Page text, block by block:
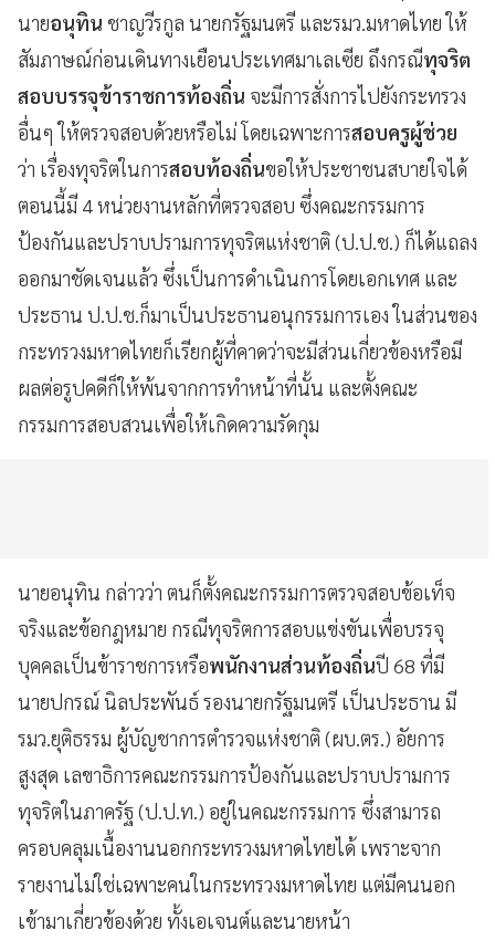
นายอนุทิน ชาญวีรกูล นายกรัฐมนตรี และรมว.มหาดไทย ให้
สัมภาษณ์ก่อนเดินทางเยือนประเทศมาเลเซีย ถึงกรณีทุจริต
สอบบรรจุข้าราชการท้องถิ่น จะมีการสั่งการไปยังกระทรวง
อื่นๆ ให้ตรวจสอบด้วยหรือไม่ โดยเฉพาะการสอบครูผู้ช่วย
ว่า เรื่องทุจริตในการสอบท้องถิ่นขอให้ประชาชนสบายใจได้
ตอนนี้มี 4 หน่วยงานหลักที่ตรวจสอบ ซึ่งคณะกรรมการ
ป้องกันและปราบปรามการทุจริตแห่งชาติ (ป.ป.ช.) ก็ได้แถลง
ออกมาชัดเจนแล้ว ซึ่งเป็นการดำเนินการโดยเอกเทศ และ
ประธาน ป.ป.ช.ก็มาเป็นประธานอนุกรรมการเอง ในส่วนของ
กระทรวงมหาดไทยก็เรียกผู้ที่คาดว่าจะมีส่วนเกี่ยวข้องหรือมี
ผลต่อรูปคดีก็ให้พ้นจากการทำหน้าที่นั้น และตั้งคณะ
กรรมการสอบสวนเพื่อให้เกิดความรัดกุม
นายอนุทิน กล่าวว่า ตนก็ตั้งคณะกรรมการตรวจสอบข้อเท็จ
จริงและข้อกฎหมาย กรณีทุจริตการสอบแข่งขันเพื่อบรรจุ
บุคคลเป็นข้าราชการหรือพนักงานส่วนท้องถิ่นปี 68 ที่มี
นายปกรณ์ นิลประพันธ์ รองนายกรัฐมนตรี เป็นประธาน มี
รมว.ยุติธรรม ผู้บัญชาการตำรวจแห่งชาติ (ผบ.ตร.) อัยการ
สูงสุด เลขาธิการคณะกรรมการป้องกันและปราบปรามการ
ทุจริตในภาครัฐ (ป.ป.ท.) อยู่ในคณะกรรมการ ซึ่งสามารถ
ครอบคลุมเนื้องานนอกกระทรวงมหาดไทยได้ เพราะจาก
รายงานไม่ใช่เฉพาะคนในกระทรวงมหาดไทย แต่มีคนนอก
เข้ามาเกี่ยวข้องด้วย ทั้งเอเจนต์และนายหน้า